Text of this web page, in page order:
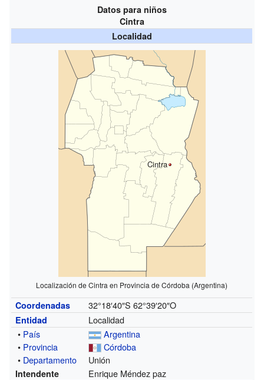
Datos para niños
Cintra
Localidad
Cintra
Localización de Cintra en Provincia de Córdoba (Argentina)
Coordenadas 32°18′40″S 62°39′20″O
Entidad
Localidad
• País
Argentina
• Provincia
Córdoba
• Departamento Unión
Intendente Enrique Méndez paz